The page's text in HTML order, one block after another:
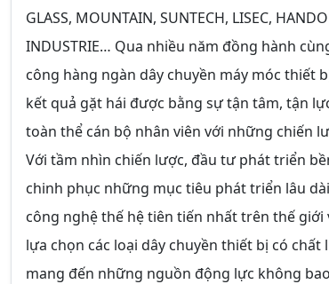
GLASS, MOUNTAIN, SUNTECH, LISEC,
INDUSTRIE… Qua nhiều năm đồng hành
công hàng ngàn dây chuyền máy móc thiết
kết quả gặt hái được bằng sự tận tâm, tận
toàn thể cán bộ nhân viên với những chiến
Với tầm nhìn chiến lược, đầu tư phát triển
chinh phục những mục tiêu phát triển lâu
công nghệ thế hệ tiên tiến nhất trên thế
lựa chọn các loại dây chuyền thiết bị có
mang đến những nguồn động lực không